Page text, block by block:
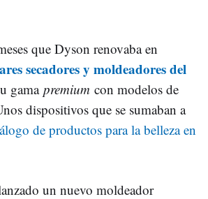
que Dyson renovaba en
secadores y moldeadores del
gamapremium con modelos de
dispositivos que se sumaban a
de productos para la belleza en
un nuevo moldeador